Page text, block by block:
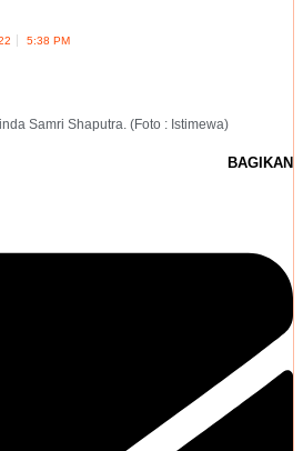
5:38 PM
Samri Shaputra. (Foto : Istimewa)
BAGIKAN